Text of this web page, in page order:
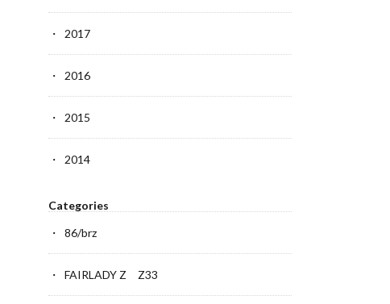
2017
2016
2015
2014
Categories
86/brz
FAIRLADY Z Z33